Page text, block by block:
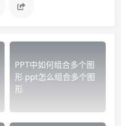
PPT中如何组合多个图
形 ppt怎么组合多个图
形